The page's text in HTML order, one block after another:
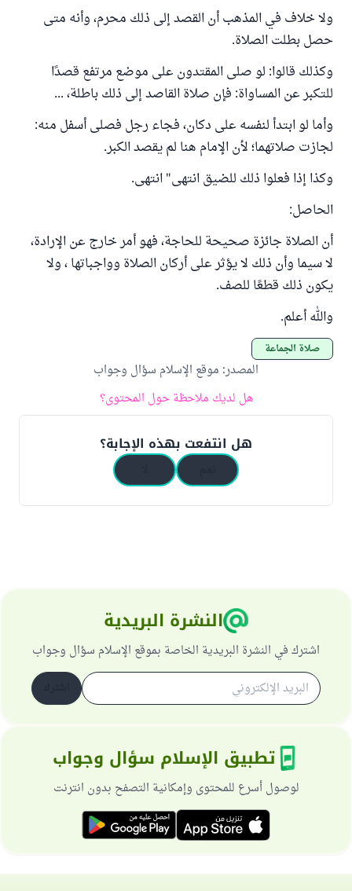
ولا خلاف في المذهب أن القصد إلى ذلك محرم، وأنه متى
حصل بطلت الصلاة.
وكذلك قالوا: لو صلى المقتدون على موضع مرتفع قصدًا
للتكبر عن المساواة: فإن صلاة القاصد إلى ذلك باطلة، ...
وأما لو ابتدأ لنفسه على دكان، فجاء رجل فصلى أسفل منه:
لجازت صلاتهما؛ لأن الإمام هنا لم يقصد الكبر.
وكذا إذا فعلوا ذلك للضيق انتهى" انتهى.
الحاصل:
أن الصلاة جائزة صحيحة للحاجة، فهو أمر خارج عن الإرادة،
لا سيما وأن ذلك لا يؤثر على أركان الصلاة وواجباتها ، ولا
يكون ذلك قطعًا للصف.
والله أعلم.
صلاة الجماعة
المصدر: موقع الإسلام سؤال وجواب
هل لديك ملاحظة حول المحتوى؟
هل انتفعت بهذه الإجابة؟
النشرة البريدية
اشترك في النشرة البريدية الخاصة بموقع الإسلام سؤال وجواب
تطبيق الإسلام سؤال وجواب
لوصول أسرع للمحتوى وإمكانية التصفح بدون انترنت